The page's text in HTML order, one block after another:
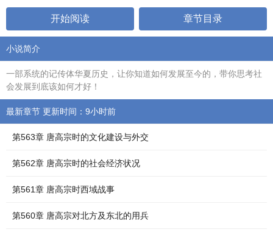
开始阅读 章节目录
小说简介
一部系统的记传体华夏历史，让你知道如何发展至今的，带你思考社
会发展到底该如何才好！
最新章节 更新时间：9小时前
第563章 唐高宗时的文化建设与外交
第562章 唐高宗时的社会经济状况
第561章 唐高宗时西域战事
第560章 唐高宗对北方及东北的用兵